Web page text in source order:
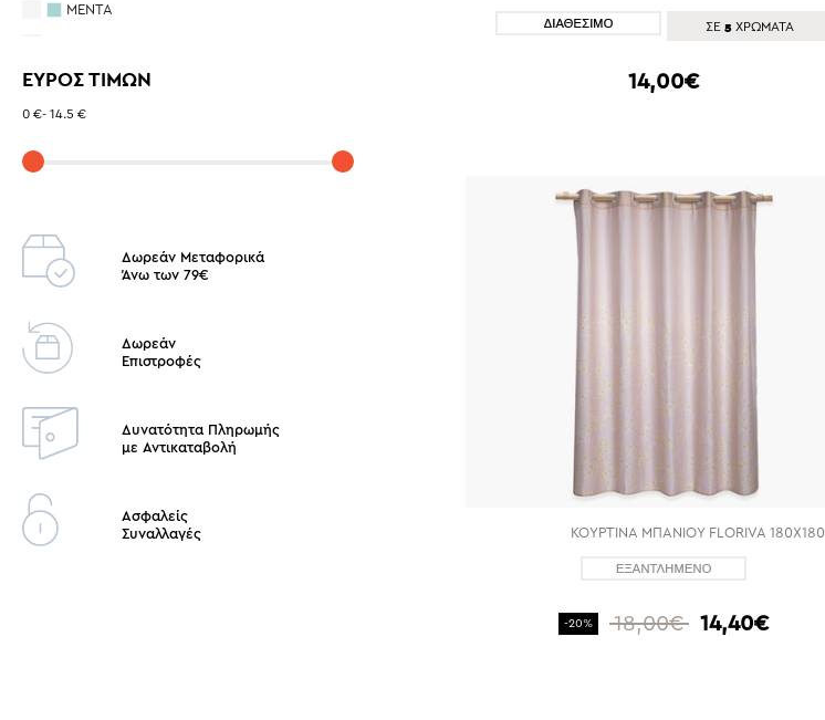
ΜΕΝΤΑ
ΛΕΥΚΟ
ΚΙΤΡΙΝΟ
ΕΥΡΟΣ ΤΙΜΩΝ
0 €- 14.5 €
Δωρεάν Μεταφορικά
Άνω των 79€
Δωρεάν
Επιστροφές
Δυνατότητα Πληρωμής
με Αντικαταβολή
Ασφαλείς
Συναλλαγές
ΣΕ 5ΧΡΩΜΑΤΑ
14,00€
ΚΟΥΡΤΙΝΑ ΜΠΑΝΙΟΥ FLORIVA 180X180
-20% 18,00€ 14,40€